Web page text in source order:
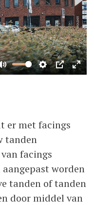
Mute Settings
PIP
er met facings
tanden
facings
worden
tanden of tanden
door middel van